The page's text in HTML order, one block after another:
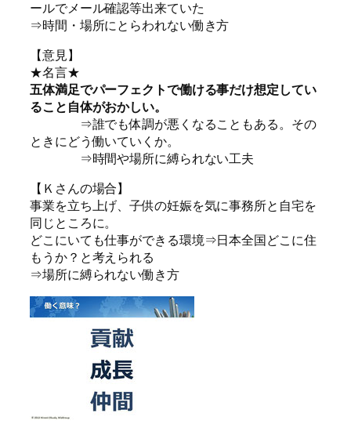
ールでメール確認等出来ていた
⇒時間・場所にとらわれない働き方
【意見】
★名言★
五体満足でパーフェクトで働ける事だけ想定してい
ること自体がおかしい。
⇒誰でも体調が悪くなることもある。その
ときにどう働いていくか。
⇒時間や場所に縛られない工夫
【Ｋさんの場合】
事業を立ち上げ、子供の妊娠を気に事務所と自宅を
同じところに。
どこにいても仕事ができる環境⇒日本全国どこに住
もうか？と考えられる
⇒場所に縛られない働き方